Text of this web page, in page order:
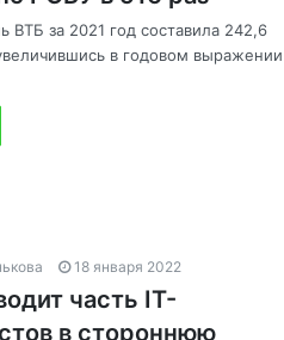
ВТБ за 2021 год составила 242,6
в годовом выражении
18 января 2022
часть IT-
в стороннюю